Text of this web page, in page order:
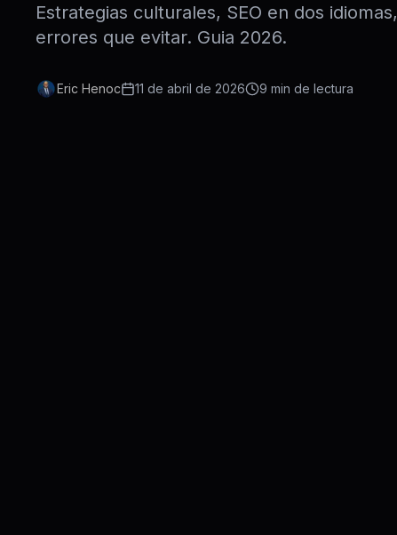
Estrategias culturales, SEO en dos
errores que evitar. Guia 2026.
Eric Henoc 11 de abril de 2026 9 min de lectura